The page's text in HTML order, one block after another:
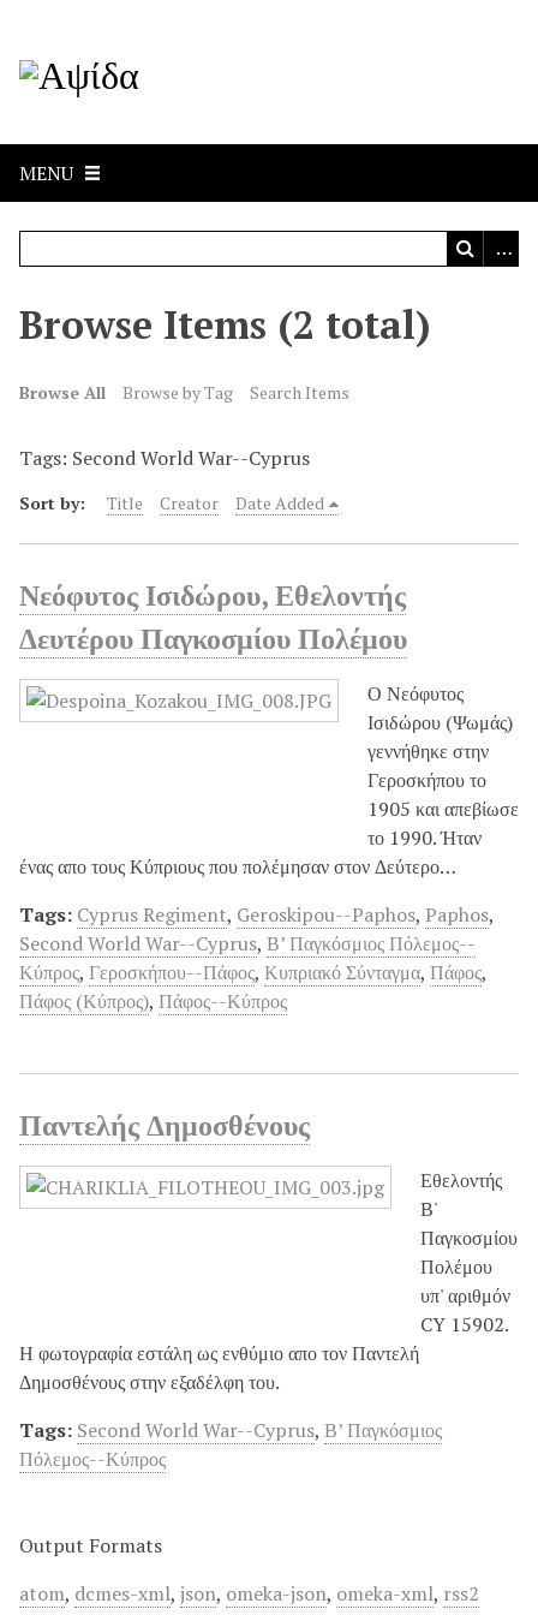
MENU
Browse Items (2 total)
Browse All Browse by Tag Search Items
Tags: Second World War--Cyprus
Sort by: Title Creator Date Added
Νεόφυτος Ισιδώρου, Εθελοντής
Δευτέρου Παγκοσμίου Πολέμου
Ο Νεόφυτος
Ισιδώρου (Ψωμάς)
γεννήθηκε στην
Γεροσκήπου το
1905 και απεβίωσε
το 1990. Ήταν
ένας απο τους Κύπριους που πολέμησαν στον Δεύτερο…
Tags: Cyprus Regiment, Geroskipou--Paphos, Paphos,
Second World War--Cyprus, Β’ Παγκόσμιος Πόλεμος--
Κύπρος, Γεροσκήπου--Πάφος, Κυπριακό Σύνταγμα, Πάφος,
Πάφος (Κύπρος), Πάφος--Κύπρος
Παντελής Δημοσθένους
Εθελοντής
Β'
Παγκοσμίου
Πολέμου
υπ' αριθμόν
CY 15902.
Η φωτογραφία εστάλη ως ενθύμιο απο τον Παντελή
Δημοσθένους στην εξαδέλφη του.
Tags: Second World War--Cyprus, Β’ Παγκόσμιος
Πόλεμος--Κύπρος
Output Formats
atom, dcmes-xml, json, omeka-json, omeka-xml, rss2